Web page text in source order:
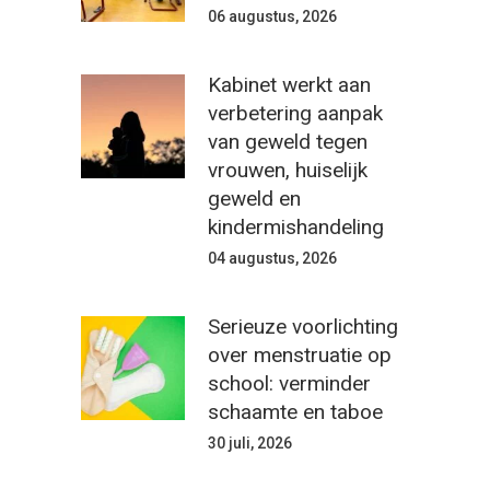
06 augustus, 2026
Kabinet werkt aan
verbetering aanpak
van geweld tegen
vrouwen, huiselijk
geweld en
kindermishandeling
04 augustus, 2026
Serieuze voorlichting
over menstruatie op
school: verminder
schaamte en taboe
30 juli, 2026